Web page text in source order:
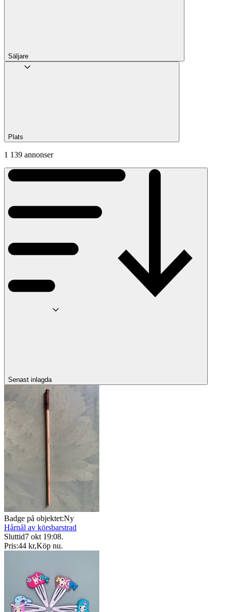
Säljare
Plats
1 139 annonser
Senast inlagda
Badge på objektet:Ny
Hårnål av körsbarstrad
Sluttid7 okt 19:08.
Pris:44 kr,Köp nu.